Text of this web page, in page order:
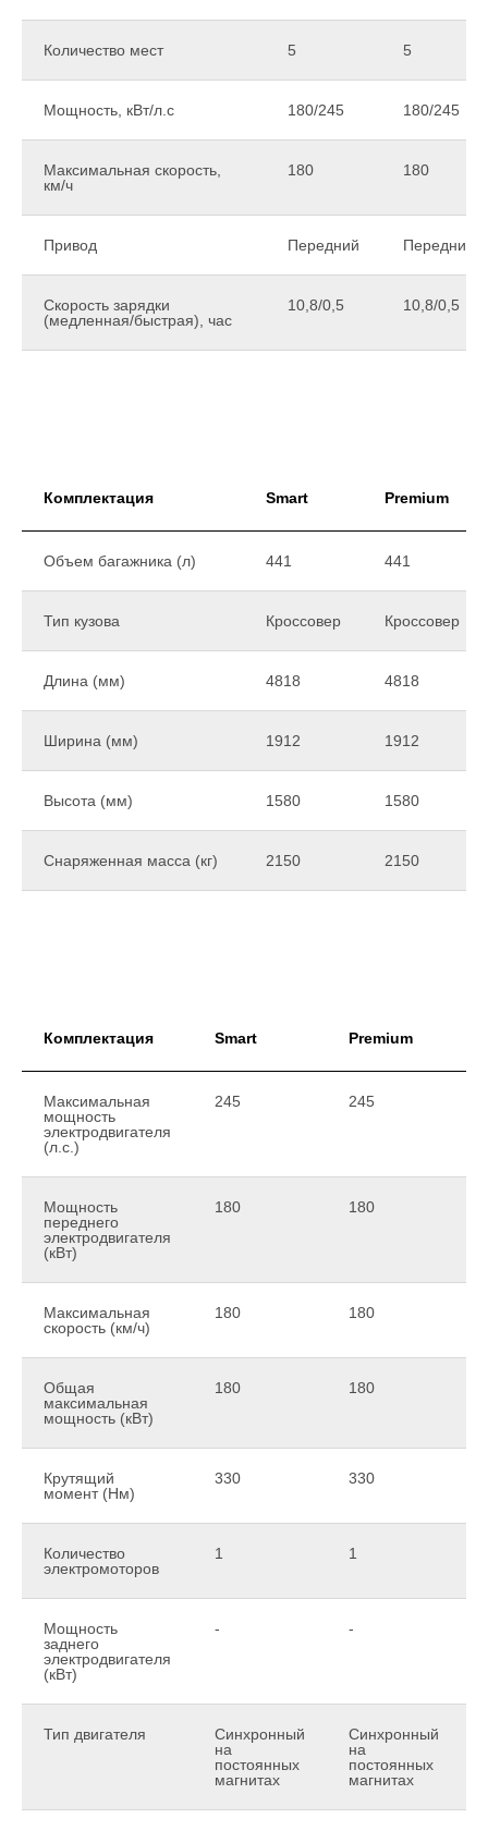
Количество мест 5 5
Мощность, кВт/л.с 180/245 180/245
Максимальная скорость,
км/ч
180 180
Привод Передний Передний
Скорость зарядки
(медленная/быстрая), час
10,8/0,5 10,8/0,5
Комплектация Smart Premium
Объем багажника (л) 441 441
Тип кузова Кроссовер Кроссовер
Длина (мм) 4818 4818
Ширина (мм) 1912 1912
Высота (мм) 1580 1580
Снаряженная масса (кг) 2150 2150
Комплектация Smart Premium
Максимальная
мощность
электродвигателя
(л.с.)
245 245
Мощность
переднего
электродвигателя
(кВт)
180 180
Максимальная
скорость (км/ч)
180 180
Общая
максимальная
мощность (кВт)
180 180
Крутящий
момент (Нм)
330 330
Количество
электромоторов
1 1
Мощность
заднего
электродвигателя
(кВт)
- -
Тип двигателя
Синхронный
на
постоянных
магнитах
Синхронный
на
постоянных
магнитах